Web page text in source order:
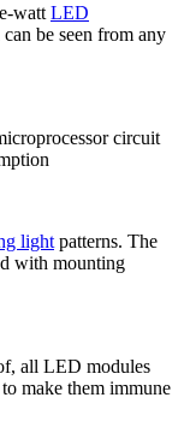
watt LED
be seen from any
circuit
light patterns. The
with mounting
all LED modules
make them immune